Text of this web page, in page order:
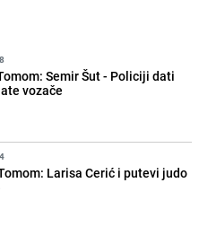
Semir Šut - Policiji dati
vozače
Larisa Cerić i putevi judo